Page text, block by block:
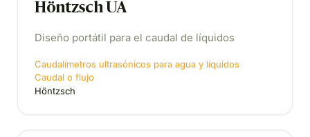
Höntzsch UA
Diseño portátil para el caudal de líquidos
Caudalímetros ultrasónicos para agua y líquidos
Caudal o flujo
Höntzsch